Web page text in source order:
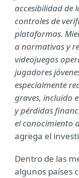
accesibilidad de
controles de
plataformas.
a normativas y
videojuegos
jugadores
especialmente
graves, incluido
y pérdidas
el conocimiento
agrega el
Dentro de las
algunos países